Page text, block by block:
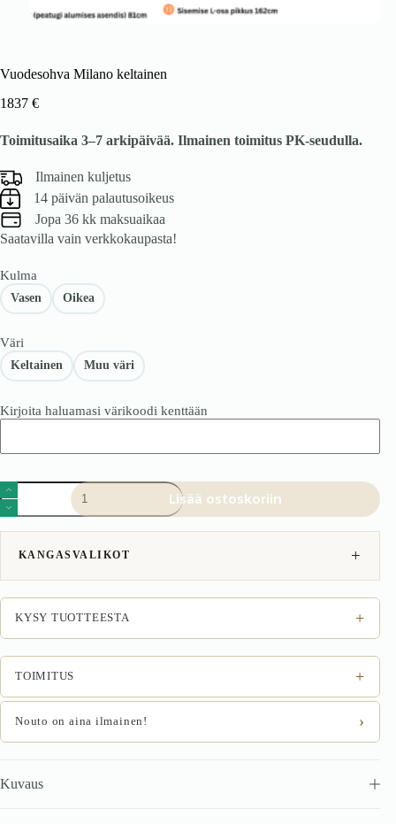
Vuodesohva Milano keltainen
1837 €
Toimitusaika 3–7 arkipäivää. Ilmainen toimitus PK-seudulla.
Ilmainen kuljetus
14 päivän palautusoikeus
Jopa 36 kk maksuaikaa
Saatavilla vain verkkokaupasta!
Kulma
Vasen Oikea
Väri
Keltainen Muu väri
Kirjoita haluamasi värikoodi kenttään
Vuodesohva
Milano
keltainen
määrä
Lisää ostoskoriin
KANGASVALIKOT
KYSY TUOTTEESTA +
TOIMITUS +
Nouto on aina ilmainen! ›
Kuvaus